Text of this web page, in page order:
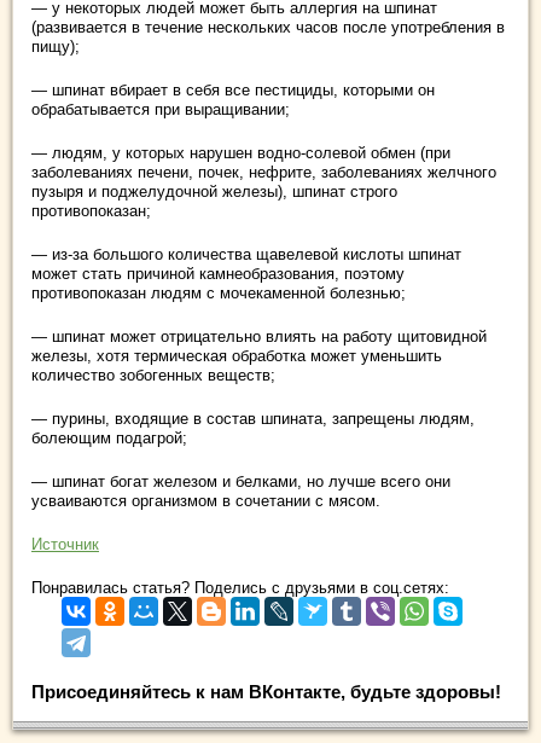
— у некоторых людей может быть аллергия на шпинат
(развивается в течение нескольких часов после употребления в
пищу);
— шпинат вбирает в себя все пестициды, которыми он
обрабатывается при выращивании;
— людям, у которых нарушен водно-солевой обмен (при
заболеваниях печени, почек, нефрите, заболеваниях желчного
пузыря и поджелудочной железы), шпинат строго
противопоказан;
— из-за большого количества щавелевой кислоты шпинат
может стать причиной камнеобразования, поэтому
противопоказан людям с мочекаменной болезнью;
— шпинат может отрицательно влиять на работу щитовидной
железы, хотя термическая обработка может уменьшить
количество зобогенных веществ;
— пурины, входящие в состав шпината, запрещены людям,
болеющим подагрой;
— шпинат богат железом и белками, но лучше всего они
усваиваются организмом в сочетании с мясом.
Источник
Понравилась статья? Поделись с друзьями в соц.сетях:
Присоединяйтесь к нам ВКонтакте, будьте здоровы!